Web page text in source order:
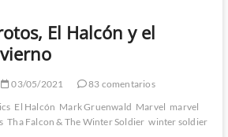
El Halcón y el
03/05/2021
83 comentarios
El Halcón Mark Gruenwald Marvel marvel
Tha Falcon & The Winter Soldier winter soldier